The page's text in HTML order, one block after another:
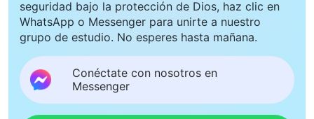
seguridad bajo la protección de Dios, haz clic en
WhatsApp o Messenger para unirte a nuestro
grupo de estudio. No esperes hasta mañana.
Conéctate con nosotros en
Messenger